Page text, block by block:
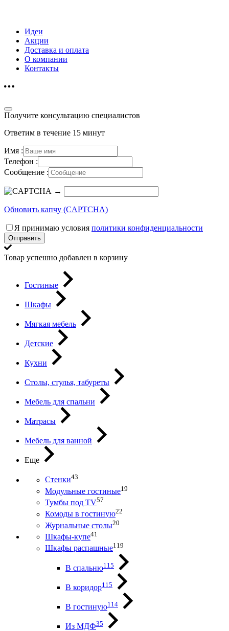
Идеи
Акции
Доставка и оплата
О компании
Контакты
Получите консультацию специалистов
Ответим в течение 15 минут
Имя :
Телефон :
Сообщение :
→
Обновить капчу (CAPTCHA)
Я принимаю условия политики конфиденциальности
Отправить
Товар успешно добавлен в корзину
Гостиные
Шкафы
Мягкая мебель
Детские
Кухни
Столы, стулья, табуреты
Мебель для спальни
Матрасы
Мебель для ванной
Еще
Стенки43
Модульные гостиные19
Тумбы под ТV57
Комоды в гостиную22
Журнальные столы20
Шкафы-купе41
Шкафы распашные119
В спальню115
В коридор115
В гостиную114
Из МДФ35